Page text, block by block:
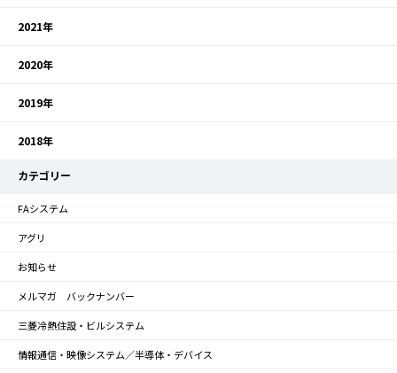
2021年
2020年
2019年
2018年
カテゴリー
FAシステム
アグリ
お知らせ
メルマガ バックナンバー
三菱冷熱住設・ビルシステム
情報通信・映像システム／半導体・デバイス